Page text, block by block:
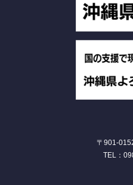
〒901-
TEL：